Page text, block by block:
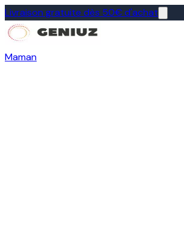
Livraison gratuite dès 50€ d'achat
Maman